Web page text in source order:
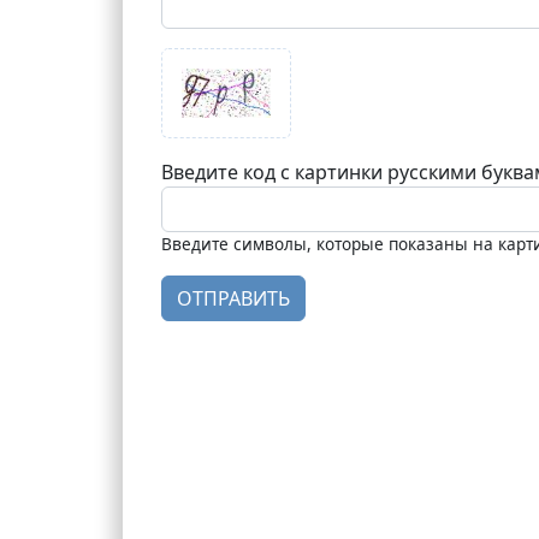
Введите код с картинки русскими
Введите символы, которые показаны на